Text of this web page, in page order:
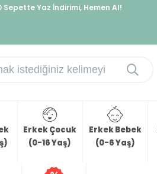
Sepette Yaz İndirimi, Hemen Al!
Erkek Çocuk
(0-16 Yaş)
Erkek Bebek
(0-6 Yaş)